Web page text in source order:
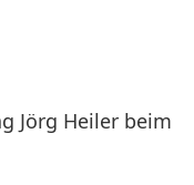
Jörg Heiler beim